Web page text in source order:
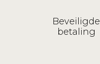
Beveiligde
betaling